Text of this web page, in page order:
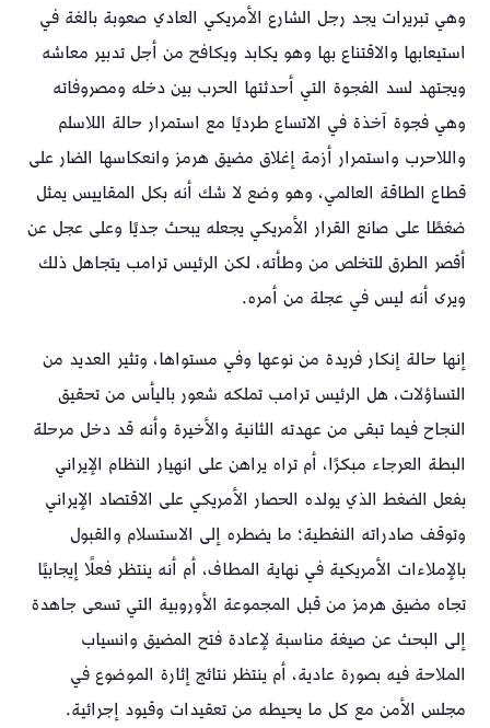
وهي تبريرات يجد رجل الشارع الأمريكي العادي صعوبة بالغة في
استيعابها والاقتناع بها وهو يكابد ويكافح من أجل تدبير معاشه
ويجتهد لسد الفجوة التي أحدثتها الحرب بين دخله ومصروفاته
وهي فجوة آخذة في الاتساع طرديًا مع استمرار حالة اللاسلم
واللاحرب واستمرار أزمة إغلاق مضيق هرمز وانعكاسها الضار على
قطاع الطاقة العالمي، وهو وضع لا شك أنه بكل المقاييس يمثل
ضغطًا على صانع القرار الأمريكي يجعله يبحث جديًا وعلى عجل عن
أقصر الطرق للتخلص من وطأته، لكن الرئيس ترامب يتجاهل ذلك
ويرى أنه ليس في عجلة من أمره.
إنها حالة إنكار فريدة من نوعها وفي مستواها، وتثير العديد من
التساؤلات، هل الرئيس ترامب تملكه شعور باليأس من تحقيق
النجاح فيما تبقى من عهدته الثانية والأخيرة وأنه قد دخل مرحلة
البطة العرجاء مبكرًا، أم تراه يراهن على انهيار النظام الإيراني
بفعل الضغط الذي يولده الحصار الأمريكي على الاقتصاد الإيراني
وتوقف صادراته النفطية؛ ما يضطره إلى الاستسلام والقبول
بالإملاءات الأمريكية في نهاية المطاف، أم أنه ينتظر فعلًا إيجابيًا
تجاه مضيق هرمز من قبل المجموعة الأوروبية التي تسعى جاهدة
إلى البحث عن صيغة مناسبة لإعادة فتح المضيق وانسياب
الملاحة فيه بصورة عادية، أم ينتظر نتائج إثارة الموضوع في
مجلس الأمن مع كل ما يحيطه من تعقيدات وقيود إجرائية.